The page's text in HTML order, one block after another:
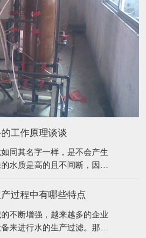
工作原理谈谈
同其名字一样，是不会产生
水质是高的且不间断，因此
喜爱，超纯水生产的设备主
电子工业以及实验室呀等行
过交换羟基离子或氢氧根离
，然后将这些
过程中有哪些特点
不断增强，越来越多的企业
来进行水的生产过滤。那
? 1、成本投入少，
过滤器作及保安过滤器作为
原水中的悬浮物、胶体、泥
理后的水能能
成及其设备的维护
水处理最重要的核心部件，
是指在膜过滤的进程中，水
阻塞。反渗透膜作为深圳反
，咱们来看看反渗透膜污染
水中所含的无
像管工程中的应用
彩色显示器件，其工作原理
同，为静电聚焦和磁偏转方